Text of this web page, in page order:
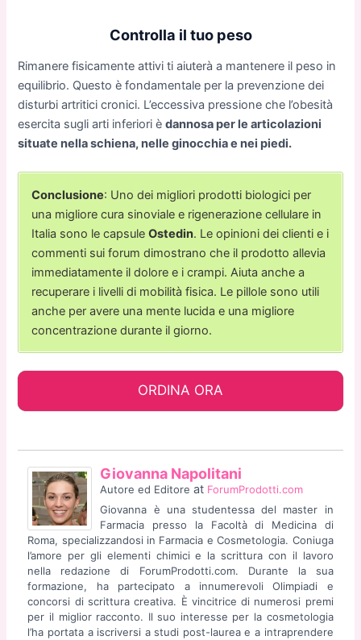
Controlla il tuo peso
Rimanere fisicamente attivi ti aiuterà a mantenere il peso in
equilibrio. Questo è fondamentale per la prevenzione dei
disturbi artritici cronici. L’eccessiva pressione che l’obesità
esercita sugli arti inferiori èdannosa per le articolazioni
situate nella schiena, nelle ginocchia e nei piedi.
Conclusione: Uno dei migliori prodotti biologici per
una migliore cura sinoviale e rigenerazione cellulare in
Italia sono le capsuleOstedin. Le opinioni dei clienti e i
commenti sui forum dimostrano che il prodotto allevia
immediatamente il dolore e i crampi. Aiuta anche a
recuperare i livelli di mobilità fisica. Le pillole sono utili
anche per avere una mente lucida e una migliore
concentrazione durante il giorno.
ORDINA ORA
Giovanna Napolitani
Autore ed Editore at ForumProdotti.com
Giovanna è una studentessa del master in
Farmacia presso la Facoltà di Medicina di
Roma, specializzandosi in Farmacia e Cosmetologia. Coniuga
l’amore per gli elementi chimici e la scrittura con il lavoro
nella redazione di ForumProdotti.com. Durante la sua
formazione, ha partecipato a innumerevoli Olimpiadi e
concorsi di scrittura creativa. È vincitrice di numerosi premi
per il miglior racconto. Il suo interesse per la cosmetologia
l’ha portata a iscriversi a studi post-laurea e a intraprendere